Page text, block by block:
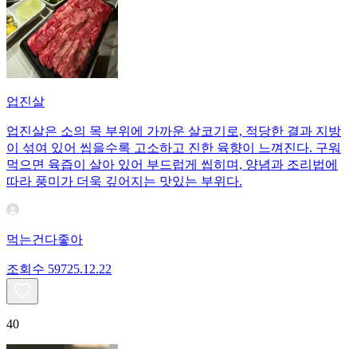
업진살
업진살은 소의 목 부위에 가까운 살코기로, 적당한 결과 지방
이 섞여 있어 씹을수록 고소하고 진한 육향이 느껴진다. 구워
먹으면 육즙이 살아 있어 부드럽게 씹히며, 양념과 조리법에
따라 풍미가 더욱 깊어지는 맛있는 부위다.
먹는건다좋아
조회수 59725.12.22
40